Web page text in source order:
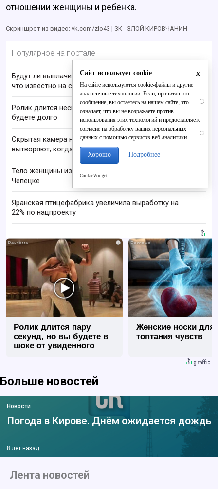
отношении женщины и ребёнка.
Скриншрот из видео: vk.com/zlo43 | ЗК - ЗЛОЙ КИРОВЧАНИН
Популярное на портале
Будут ли выплачивать 13-ю пенсию в 2026 году:
что известно на сегодня
i
Ролик длится несколько секунд, а смеяться вы
будете долго
i
Скрытая камера на пляже Крыма: Что люди
вытворяют, когда их не видят...
Тело женщины извлекли из реки Вятка в Кирово-
Чепецке
Яранская птицефабрика увеличила выработку на
22% по нацпроекту
i
Ролик длится пару
секунд, но вы будете в
шоке от увиденного
Женские носки для
топтания чувств
Больше новостей
Новости
Погода в Кирове. Днём ожидается дождь
8 лет назад
Лента новостей
x
Сайт использует cookie
На сайте используются cookie-файлы и другие
аналогичные технологии. Если, прочитав это
сообщение, вы остаетесь на нашем сайте, это
означает, что вы не возражаете против
использования этих технологий и предоставляете
согласие на обработку ваших персональных
данных с помощью сервисов веб-аналитики.
Хорошо Подробнее
CookieWidget